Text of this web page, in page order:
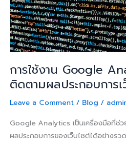
การใช้งาน Google
ติดตามผลประกอบการ
Leave a Comment / Blog /
Google Analytics เป็นเครื่องมือที่ช่วย
ผลประกอบการของเว็บไซต์ได้อย่างรว
ผล
ประกอบ
การ
เว็บไซต์